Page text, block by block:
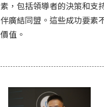
素，包括領導者的決策和支
伴廣結同盟。這些成功要素
價值。